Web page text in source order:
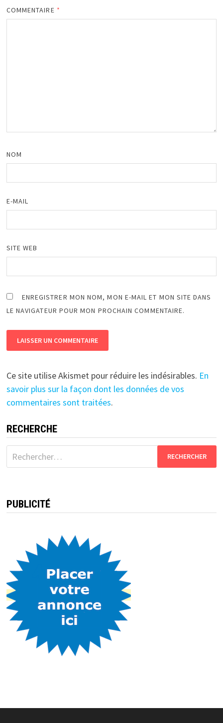
COMMENTAIRE *
NOM
E-MAIL
SITE WEB
ENREGISTRER MON NOM, MON E-MAIL ET MON SITE DANS
LE NAVIGATEUR POUR MON PROCHAIN COMMENTAIRE.
Ce site utilise Akismet pour réduire les indésirables. En
savoir plus sur la façon dont les données de vos
commentaires sont traitées.
RECHERCHE
Rechercher :
PUBLICITÉ